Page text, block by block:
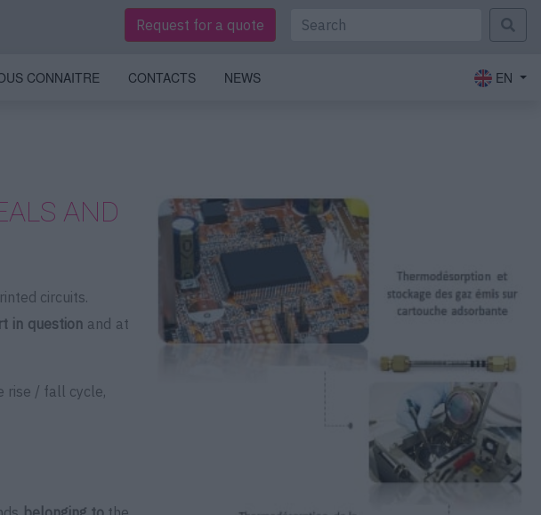
Request for a quote
CONNAITRE CONTACTS NEWS EN
AND
circuits.
in questionand at
rise / fall cycle,